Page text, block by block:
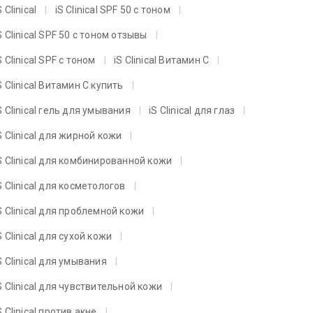
Clinical iS Clinical SPF 50 с тоном
Clinical SPF 50 с тоном отзывы
Clinical SPF с тоном iS Clinical Витамин C
Clinical Витамин C купить
Clinical гель для умывания iS Clinical для глаз
Clinical для жирной кожи
Clinical для комбинированной кожи
Clinical для косметологов
Clinical для проблемной кожи
Clinical для сухой кожи
Clinical для умывания
Clinical для чувствительной кожи